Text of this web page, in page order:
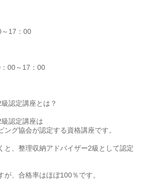
17：00
00～17：00
認定講座とは？
認定講座は
ング協会が認定する資格講座です。
と、整理収納アドバイザー2級として認定
が、合格率はほぼ100％です。